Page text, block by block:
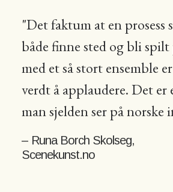
"Det faktum at en prosess
både finne sted og bli spilt
med et så stort ensemble
verdt å applaudere. Det
man sjelden ser på norske
– Runa Borch Skolseg,
Scenekunst.no